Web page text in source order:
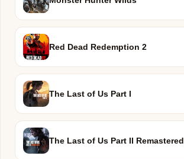
Red Dead Redemption 2
The Last of Us Part I
The Last of Us Part II Remastered